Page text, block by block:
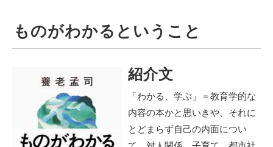
ものがわかるということ
紹介文
「わかる、学ぶ」＝教育学的な
内容の本かと思いきや、それに
とどまらず自己の内面につい